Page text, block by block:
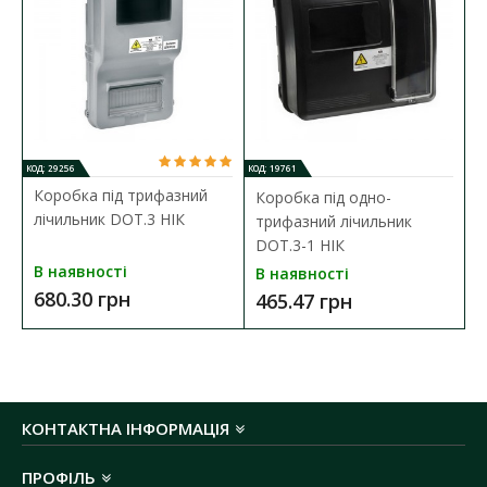
Кількість модулів:
Матеріал корпусу:
метал
Колір корпусу:
Температура експлуатації: -40 ºС до +85 ºС
Габартні розміри ГхШхВ:
145х315х540 мм
КОД: 29256
Коробка під трифазний
лічильник DOT.3 НІК
В наявності
680.30 грн
КОД: 19761
Коробка під одно-
трифазний лічильник
DOT.3-1 НІК
В наявності
465.47 грн
КОНТАКТНА ІНФОРМАЦІЯ
ПРОФІЛЬ